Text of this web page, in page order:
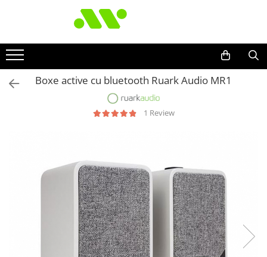
Boxe active cu bluetooth Ruark Audio MR1
1 Review